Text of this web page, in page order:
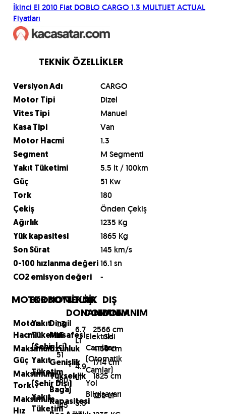
İkinci El 2010 Fiat DOBLO CARGO 1.3 MULTIJET ACTUAL
Fiyatları
TEKNİK ÖZELLİKLER
Versiyon Adı CARGO
Motor Tipi Dizel
Vites Tipi Manuel
Kasa Tipi Van
Motor Hacmi 1.3
Segment M Segmenti
Yakıt Tüketimi 5.5 lt / 100km
Güç 51 Kw
Tork 180
Çekiş Önden Çekiş
Ağırlık 1235 Kg
Yük kapasitesi 1865 Kg
Son Sürat 145 km/s
0-100 hızlanma değeri 16.1 sn
CO2 emisyon değeri -
MOTOR
Motor
Hacmi
1.3
LT
Maksimum
Güç
51
Maksimum
Tork
180
Maksimum
Hız
145
EKONOMİ
Yakıt
Tüketim
(Şehir İçi)
6.7
LT
Yakıt
Tüketim
(Şehir Dışı)
4.9
LT
Yakıt
Tüketim
5.5
BOYUTLAR
Dingil
Mesafesi
2566 cm
Uzunluk 4159 cm
Genişlik 1714 cm
Yükseklik 1825 cm
Bagaj
Kapasitesi
750 LT
TEKNİK
DONANIM
İÇ
DONANIM
Elektrikli
Camlar
(Otomatik
Camlar)
Yol
Bilgisayarı
DIŞ
DONANIM
Sis
Farı